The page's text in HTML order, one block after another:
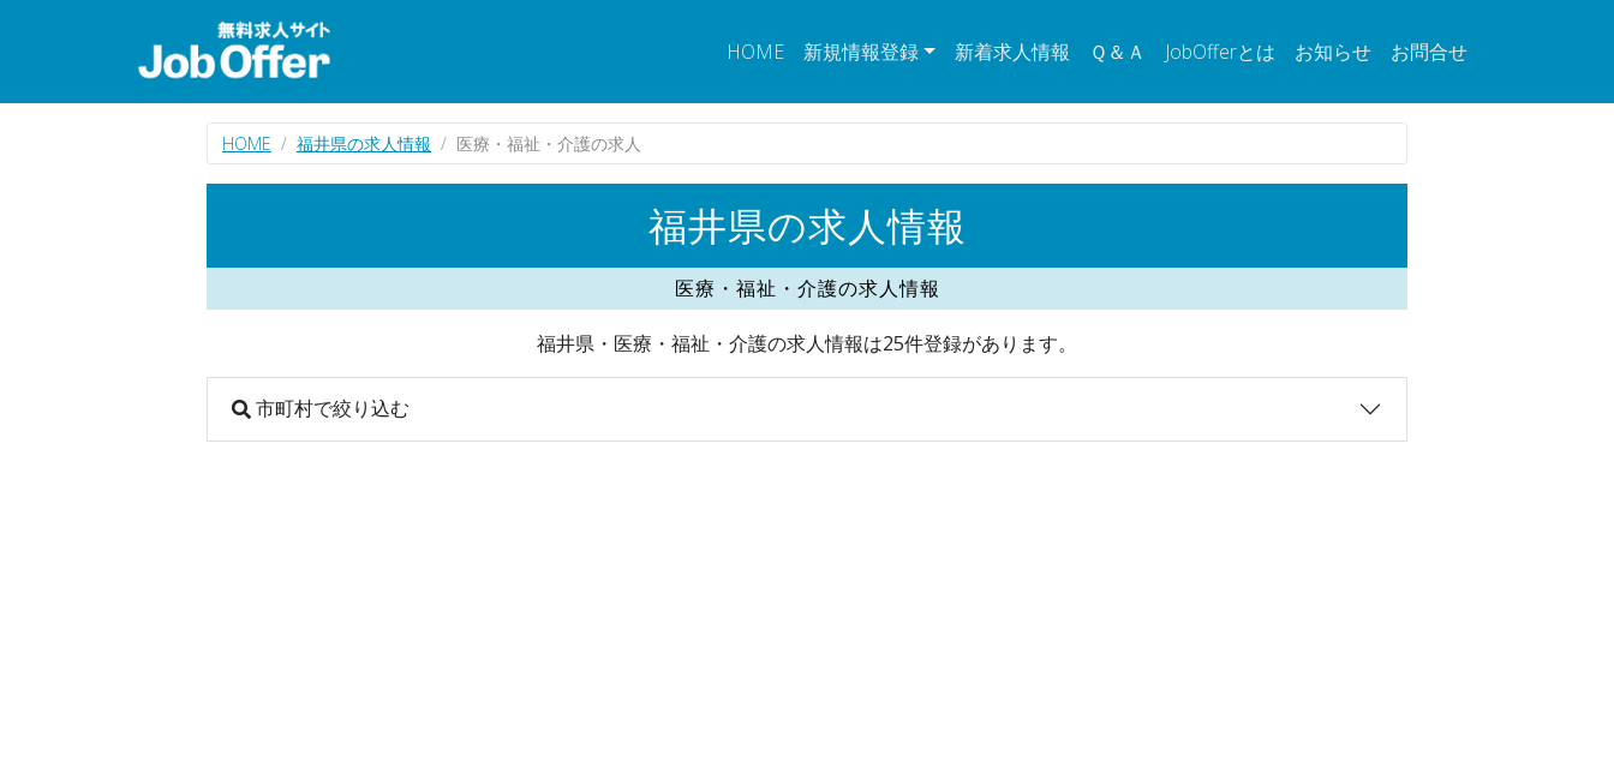
HOME 新規情報登録 新着求人情報 Ｑ＆Ａ JobOfferとは お知らせ お問合せ
HOME 福井県の求人情報 医療・福祉・介護の求人
福井県の求人情報
医療・福祉・介護の求人情報
福井県・医療・福祉・介護の求人情報は25件登録があります。
市町村で絞り込む